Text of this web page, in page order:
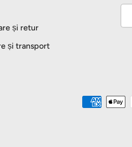
și retur
și transport